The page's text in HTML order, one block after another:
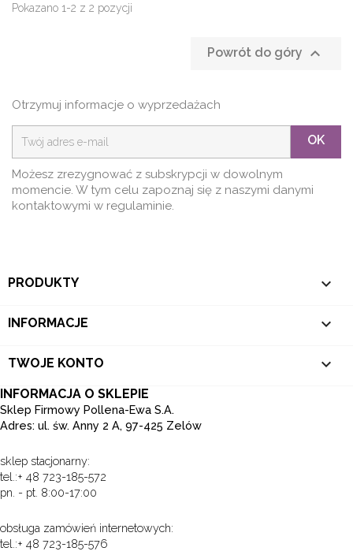
Pokazano 1-2 z 2 pozycji
Powrót do góry 
Otrzymuj informacje o wyprzedażach
OK
Możesz zrezygnować z subskrypcji w dowolnym
momencie. W tym celu zapoznaj się z naszymi danymi
kontaktowymi w regulaminie.
PRODUKTY 
INFORMACJE 
TWOJE KONTO 
INFORMACJA O SKLEPIE
Sklep Firmowy Pollena-Ewa S.A.
Adres: ul. św. Anny 2 A, 97-425 Zelów
sklep stacjonarny:
tel.:+ 48 723-185-572
pn. - pt. 8:00-17:00
obsługa zamówień internetowych:
tel.:+ 48 723-185-576